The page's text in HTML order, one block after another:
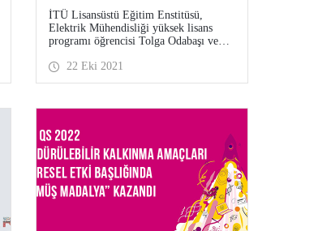
İTÜ Lisansüstü Eğitim Enstitüsü,
Elektrik Mühendisliği yüksek lisans
programı öğrencisi Tolga Odabaşı ve
Tap’ın, öğretim üyemiz Prof. Dr. Lale
Tükenmez Ergene ile beraber
konferanstan ödül aldı.
22 Eki 2021